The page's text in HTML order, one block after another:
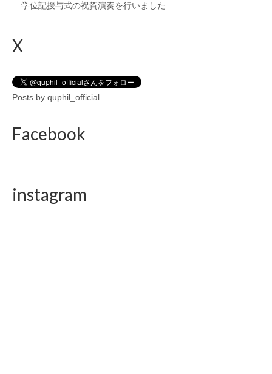
学位記授与式の祝賀演奏を行いました
X
Posts by quphil_official
Facebook
instagram